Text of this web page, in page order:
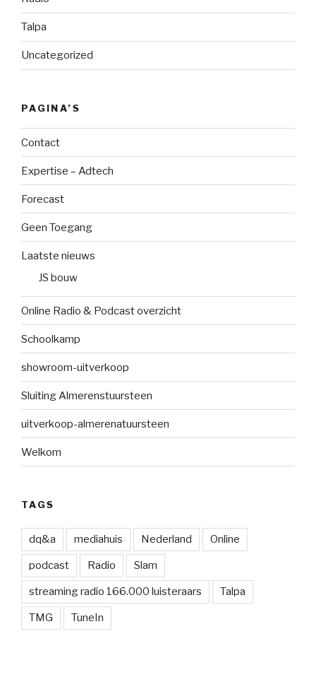
Talpa
Uncategorized
PAGINA’S
Contact
Expertise – Adtech
Forecast
Geen Toegang
Laatste nieuws
JS bouw
Online Radio & Podcast overzicht
Schoolkamp
showroom-uitverkoop
Sluiting Almerenstuursteen
uitverkoop-almerenatuursteen
Welkom
TAGS
dq&a mediahuis Nederland Online
podcast Radio Slam
streaming radio 166.000 luisteraars Talpa
TMG TuneIn